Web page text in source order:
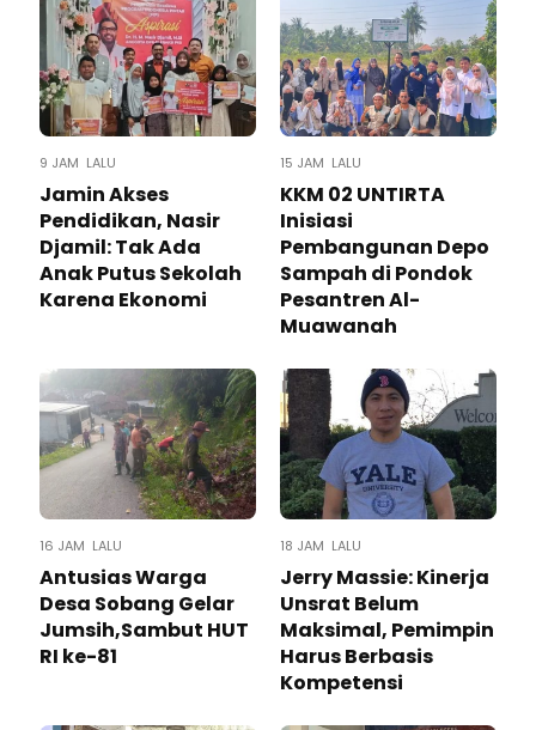
9 JAM LALU
Jamin Akses
Pendidikan, Nasir
Djamil: Tak Ada
Anak Putus Sekolah
Karena Ekonomi
15 JAM LALU
KKM 02 UNTIRTA
Inisiasi
Pembangunan Depo
Sampah di Pondok
Pesantren Al-
Muawanah
16 JAM LALU
Antusias Warga
Desa Sobang Gelar
Jumsih,Sambut HUT
RI ke-81
18 JAM LALU
Jerry Massie: Kinerja
Unsrat Belum
Maksimal, Pemimpin
Harus Berbasis
Kompetensi